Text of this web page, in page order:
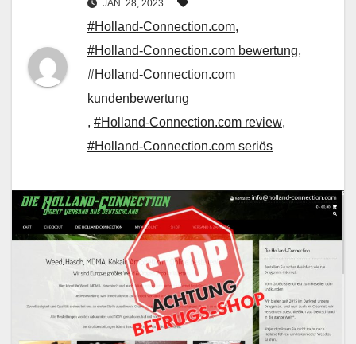
JAN. 28, 2023
#Holland-Connection.com,
#Holland-Connection.com bewertung,
#Holland-Connection.com
kundenbewertung
, #Holland-Connection.com review,
#Holland-Connection.com seriös